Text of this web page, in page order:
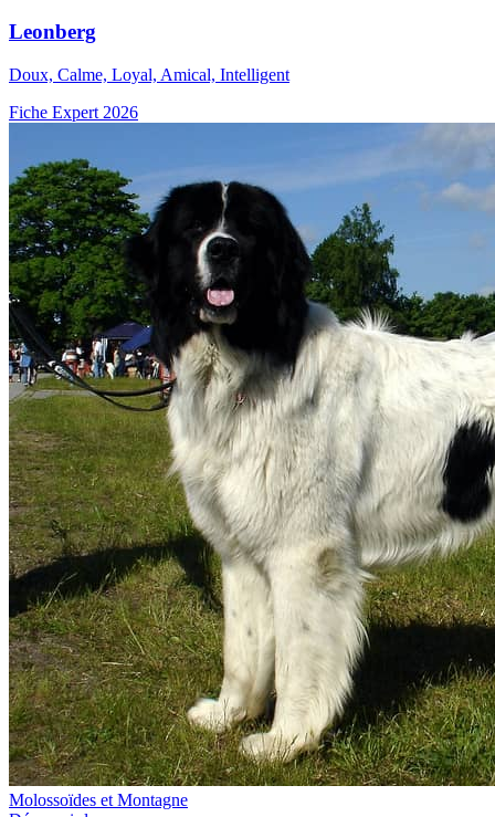
Leonberg
Doux, Calme, Loyal, Amical, Intelligent
Fiche Expert 2026
Molossoïdes et Montagne